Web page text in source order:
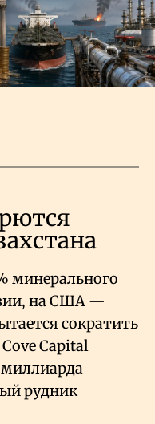
минерального
на США —
сократить
Capital
миллиарда
рудник